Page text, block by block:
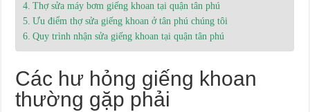
Thợ sửa máy bơm giếng khoan tại quận tân phú
Ưu điểm thợ sửa giếng khoan ở tân phú chúng tôi
Quy trình nhận sửa giếng khoan tại quận tân phú
Các hư hỏng giếng khoan
thường gặp phải